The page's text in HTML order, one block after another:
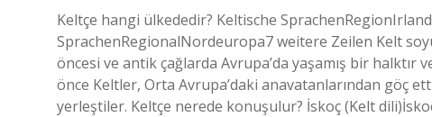
Keltçe hangi ülkededir? Keltische
SprachenRegionalNordeuropa7 weitere Zeilen Kelt
öncesi ve antik çağlarda Avrupa’da yaşamış bir halktır
önce Keltler, Orta Avrupa’daki anavatanlarından göç
yerleştiler. Keltçe nerede konuşulur? İskoç (Kelt